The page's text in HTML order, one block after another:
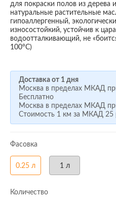
для покраски полов из дерева
натуральные растительные
гипоаллергенный,
износостойкий, устойчив к
водоотталкивающий, не
100°С)
Доставка от 1 дня
Москва в пределах МКАД
Бесплатно
Москва в пределах МКАД
Стоимость 1 км за МКАД 25
Фасовка
0.25 л 1 л
Количество